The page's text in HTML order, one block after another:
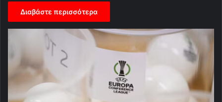
Διαβάστε περισσότερα